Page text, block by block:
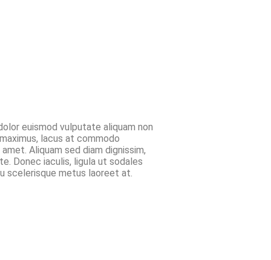
euismod vulputate aliquam non
lacus at commodo
Aliquam sed diam dignissim,
Donec iaculis, ligula ut sodales
scelerisque metus laoreet at.